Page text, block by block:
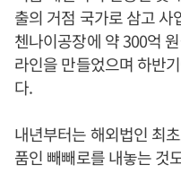
출의 거점 국가로 삼고
첸나이공장에 약 300억
라인을 만들었으며 하반
다.
내년부터는 해외법인 최
품인 빼빼로를 내놓는 것